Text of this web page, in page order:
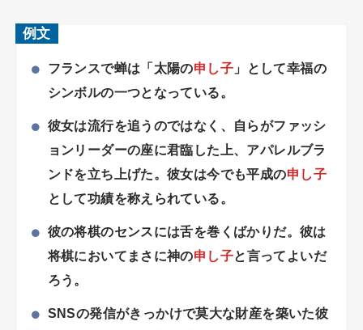
例文
フランスで蝉は「太陽の申し子 」として幸福の
シンボルの一つとなっている。
彼女は流行を追うのではなく、自らがファッシ
ョンリーダーの座に君臨した上、アパレルブラ
ンドを立ち上げた。彼女は今でも平成の申し子
として功績を称えられている。
彼の将棋のセンスには舌を巻くばかりだ。彼は
将棋においてまさに神の申し子と言ってよいだ
ろう。
SNSの発信がきっかけで莫大な財産を築いた彼